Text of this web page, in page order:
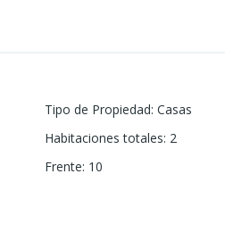
Tipo de Propiedad: Casas
Habitaciones totales: 2
Frente: 10